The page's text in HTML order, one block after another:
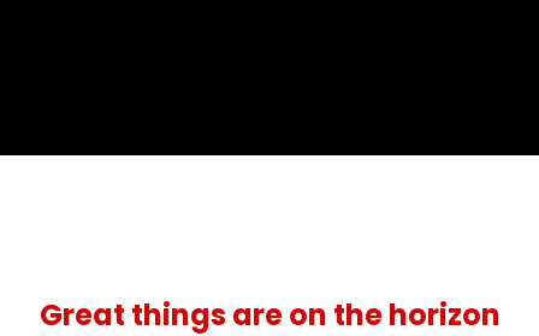
Great things are on the horizon